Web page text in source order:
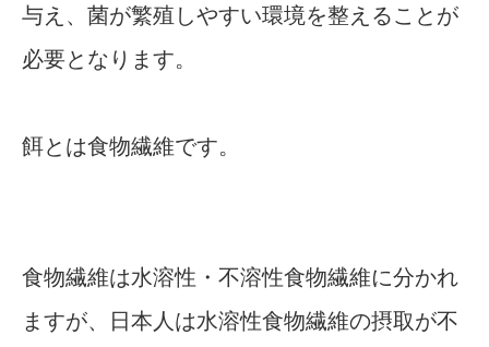
与え、菌が繁殖しやすい環境を整えることが
必要となります。
餌とは食物繊維です。
食物繊維は水溶性・不溶性食物繊維に分かれ
ますが、日本人は水溶性食物繊維の摂取が不